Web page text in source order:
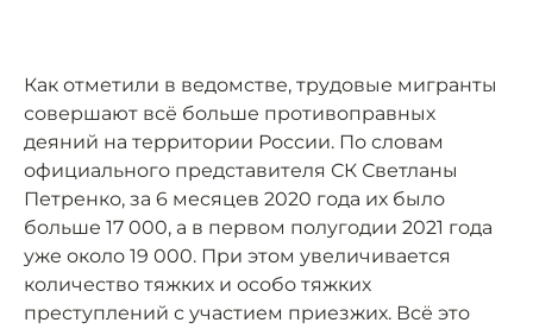
Как отметили в ведомстве, трудовые мигранты
совершают всё больше противоправных
деяний на территории России. По словам
официального представителя СК Светланы
Петренко, за 6 месяцев 2020 года их было
больше 17 000, а в первом полугодии 2021 года
уже около 19 000. При этом увеличивается
количество тяжких и особо тяжких
преступлений с участием приезжих. Всё это